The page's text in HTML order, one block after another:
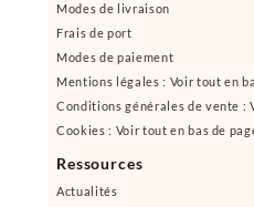
Modes de livraison
Frais de port
Modes de paiement
Mentions légales : Voir tout en
Conditions générales de vente :
Cookies : Voir tout en bas de
Ressources
Actualités